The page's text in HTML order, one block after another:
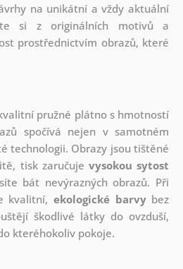
na unikátní a vždy aktuální
si z originálních motivů a
prostřednictvím obrazů, které
pružné plátno s hmotností
spočívá nejen v samotném
technologii. Obrazy jsou tištěné
tisk zaručuje vysokou sytost
bát nevýrazných obrazů. Při
kvalitní,ekologické barvybez
škodlivé látky do ovzduší,
kteréhokoliv pokoje.